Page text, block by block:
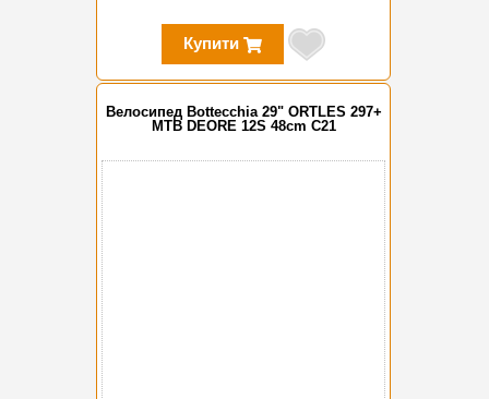
Купити
Велосипед Bottecchia 29" ORTLES 297+
MTB DEORE 12S 48cm C21